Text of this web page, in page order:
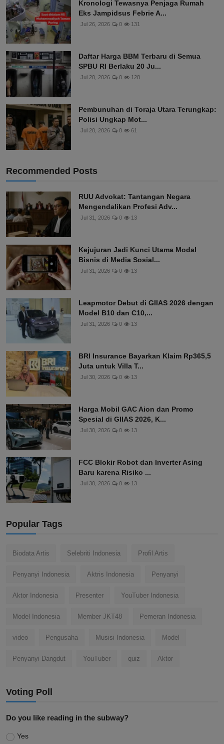
Kronologi Tewasnya Penjaga Rumah
Eks Jampidsus Febrie A...
Jul 26, 2026 0 131
Daftar Harga BBM Terbaru di Semua
SPBU RI Berlaku 20 Ju...
Jul 20, 2026 0 128
Pembunuhan di Toraja Utara Terungkap:
Polisi Ungkap Mot...
Jul 20, 2026 0 61
Recommended Posts
RUU Advokat: Tantangan Negara
Mengendalikan Profesi Adv...
Jul 31, 2026 0 13
Kejujuran Jadi Kunci Utama Modal
Bisnis di Media Sosial...
Jul 31, 2026 0 13
Leapmotor Debut di GIIAS 2026 dengan
Model B10 dan C10,...
Jul 31, 2026 0 13
BRI Insurance Bayarkan Klaim Rp365,5
Juta untuk Villa T...
Jul 30, 2026 0 13
Harga Mobil GAC Aion dan Promo
Spesial di GIIAS 2026, K...
Jul 30, 2026 0 13
FCC Blokir Robot dan Inverter Asing
Baru karena Risiko ...
Jul 30, 2026 0 13
Popular Tags
Biodata Artis Selebriti Indonesia Profil Artis
Penyanyi Indonesia Aktris Indonesia Penyanyi
Aktor Indonesia Presenter YouTuber Indonesia
Model Indonesia Member JKT48 Pemeran Indonesia
video Pengusaha Musisi Indonesia Model
Penyanyi Dangdut YouTuber quiz Aktor
Voting Poll
Do you like reading in the subway?
Yes